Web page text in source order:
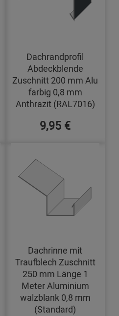
Dachrandprofil
Abdeckblende
Zuschnitt 200 mm Alu
farbig 0,8 mm
Anthrazit (RAL7016)
9,95 €
Dachrinne mit
Traufblech Zuschnitt
250 mm Länge 1
Meter Aluminium
walzblank 0,8 mm
(Standard)